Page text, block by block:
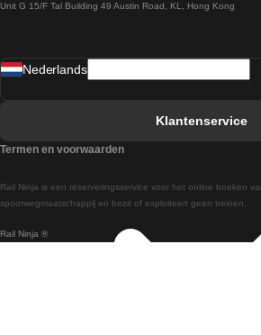
Treinen van Praag naar
Treinen van Wenen naar
Treinen van Wenen naar
Unit G 15/F Tal Building 49 Austin Road, KL, Hong Kong
Rail Ninja ®
Rail Ninja is een reserveringsservice voor het online boeken
spoorwegmaatschappij en bezit of exploiteert geen treinen.
Nederlands
Klantenservice
Termen en voorwaarden